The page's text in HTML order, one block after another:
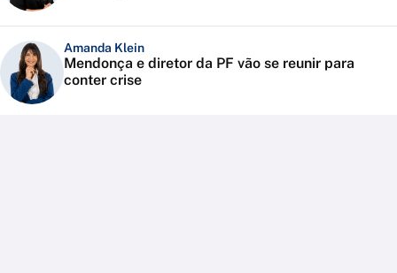
Amanda Klein
Mendonça e diretor da PF vão se reunir para
conter crise